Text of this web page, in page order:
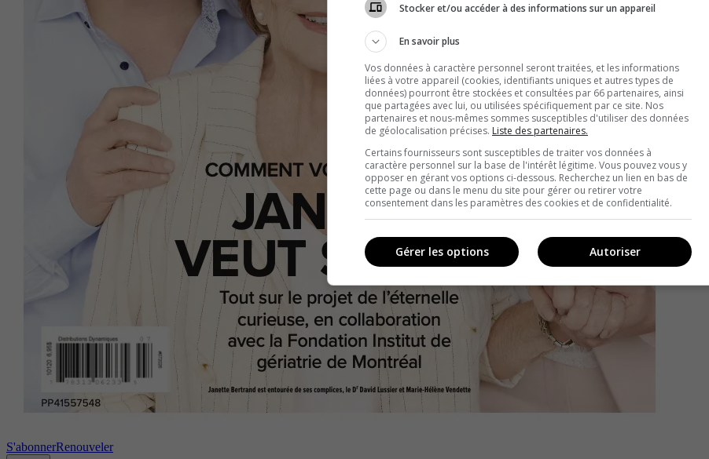
S'abonnerRenouveler
Stocker et/ou accéder à des informations sur un appareil
En savoir plus
Vos données à caractère personnel seront traitées, et les informations
liées à votre appareil (cookies, identifiants uniques et autres types de
données) pourront être stockées et consultées par 66 partenaires, ainsi
que partagées avec lui, ou utilisées spécifiquement par ce site. Nos
partenaires et nous-mêmes sommes susceptibles d'utiliser des données
de géolocalisation précises. Liste des partenaires.
Certains fournisseurs sont susceptibles de traiter vos données à
caractère personnel sur la base de l'intérêt légitime. Vous pouvez vous y
opposer en gérant vos options ci-dessous. Recherchez un lien en bas de
cette page ou dans le menu du site pour gérer ou retirer votre
consentement dans les paramètres des cookies et de confidentialité.
Autoriser
Gérer les options